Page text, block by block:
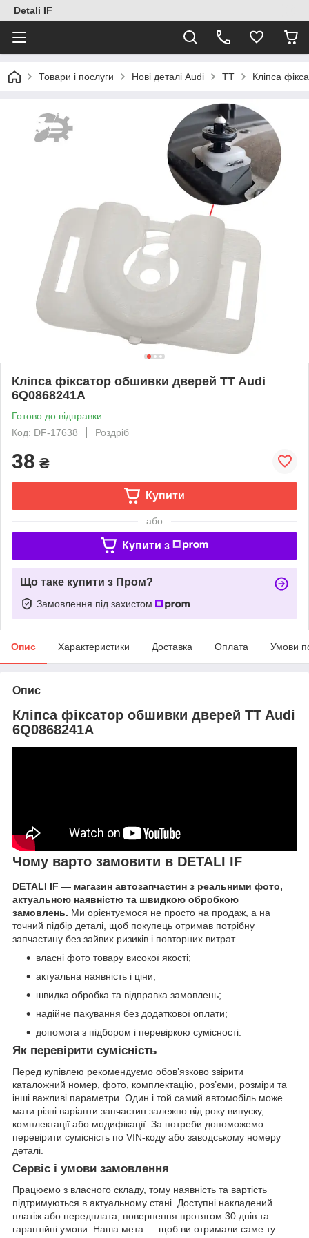
Detali IF
Товари і послуги Нові деталі Audi TT Кліпса
Кліпса фіксатор обшивки дверей TT Audi
6Q0868241A
Готово до відправки
Код: DF-17638
Роздріб
38 ₴
Купити
або
Купити з
Що таке купити з Пром?
Замовлення під захистом
Опис Характеристики Доставка Оплата Умови
Опис
Кліпса фіксатор обшивки дверей TT Audi
6Q0868241A
Чому варто замовити в DETALI IF
DETALI IF — магазин автозапчастин з реальними фото,
актуальною наявністю та швидкою обробкою
замовлень. Ми орієнтуємося не просто на продаж, а на
точний підбір деталі, щоб покупець отримав потрібну
запчастину без зайвих ризиків і повторних витрат.
власні фото товару високої якості;
актуальна наявність і ціни;
швидка обробка та відправка замовлень;
надійне пакування без додаткової оплати;
допомога з підбором і перевіркою сумісності.
Як перевірити сумісність
Перед купівлею рекомендуємо обов’язково звірити
каталожний номер, фото, комплектацію, роз’єми, розміри та
інші важливі параметри. Один і той самий автомобіль може
мати різні варіанти запчастин залежно від року випуску,
комплектації або модифікації. За потреби допоможемо
перевірити сумісність по VIN-коду або заводському номеру
деталі.
Сервіс і умови замовлення
Працюємо з власного складу, тому наявність та вартість
підтримуються в актуальному стані. Доступні накладений
платіж або передплата, повернення протягом 30 днів та
гарантійні умови. Наша мета — щоб ви отримали саме ту